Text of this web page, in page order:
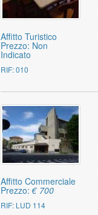
Affitto Turistico
Prezzo: Non
Indicato
RIF: 010
Affitto Commerciale
Prezzo:€ 700
RIF: LUD 114